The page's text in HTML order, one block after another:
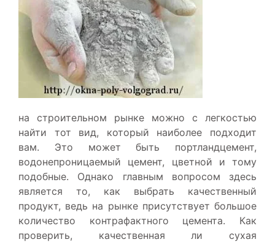
на строительном рынке можно с легкостью
найти тот вид, который наиболее подходит
вам. Это может быть портландцемент,
водонепроницаемый цемент, цветной и тому
подобные. Однако главным вопросом здесь
является то, как выбрать качественный
продукт, ведь на рынке присутствует большое
количество контрафактного цемента. Как
проверить, качественная ли сухая